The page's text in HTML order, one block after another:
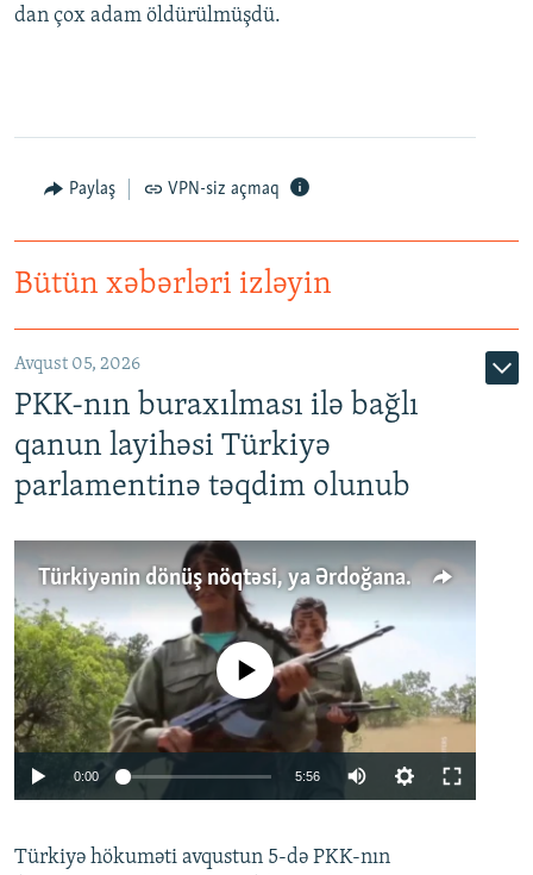
dan çox adam öldürülmüşdü.
Paylaş VPN-siz açmaq
Bütün xəbərləri izləyin
Avqust 05, 2026
PKK-nın buraxılması ilə bağlı
qanun layihəsi Türkiyə
parlamentinə təqdim olunub
Türkiyənin dönüş nöqtəsi, ya Ərdoğana üçüncü şans: PKK ilə qəfil barışıq nə deməkdir?
No media source currently available
0:00 5:56
360p
Türkiyə hökuməti avqustun 5-də PKK-nın